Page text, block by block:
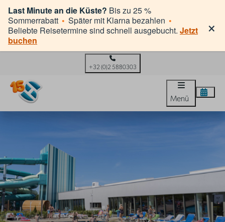
Last Minute an die Küste? Bis zu 25 %
Sommerrabatt • Später mit Klarna bezahlen •
Beliebte Reisetermine sind schnell ausgebucht. Jetzt
buchen
×
+32 (0)2 5880303
Menü